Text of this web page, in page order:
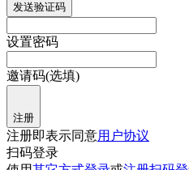
发送验证码
设置密码
邀请码(选填)
注册
注册即表示同意用户协议
扫码登录